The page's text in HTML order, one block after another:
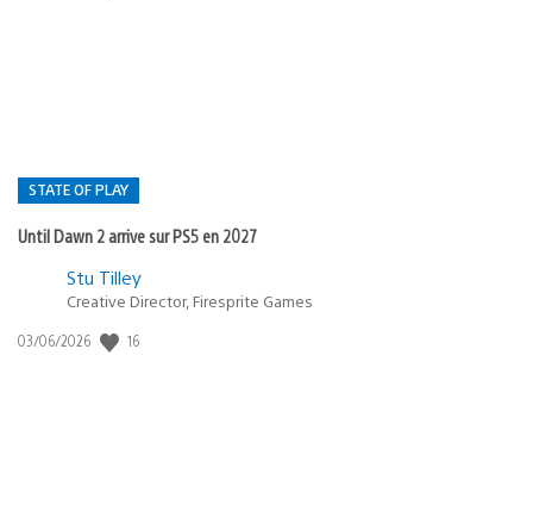
STATE OF PLAY
Until Dawn 2 arrive sur PS5 en 2027
Postée
:
Stu Tilley
Creative Director, Firesprite Games
Date
03/06/2026 16